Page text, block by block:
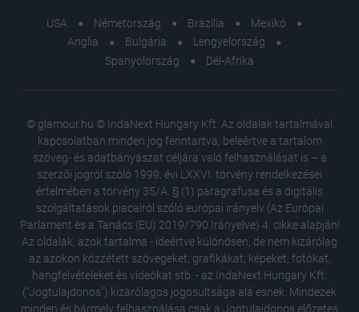
USA Németország Brazília
Mexikó
Anglia
Bulgária
Lengyelország
Spanyolország
Dél-Afrika
© glamour.hu © IndaNext Hungary Kft. Az oldalak tartalmával
kapcsolatban minden jog fenntartva, beleértve a tartalom
szöveg- és adatbányászat céljára való felhasználását is – a
szerzői jogról szóló 1999. évi LXXVI. törvény rendelkezései
értelmében a törvény 35/A. § (1) paragrafusa és a digitális
szolgáltatások piacairól szóló európai irányelv (Az Európai
Parlament és a Tanács (EU) 2019/790 Irányelve) 4. cikke alapján!
Az oldalak, azok tartalma - ideértve különösen, de nem kizárólag
az azokon közzétett szövegeket, grafikákat, képeket, fotókat,
hangfelvételeket és videókat stb. - az IndaNext Hungary Kft.
("Jogtulajdonos") kizárólagos jogosultsága alá esnek. Mindezek
minden és bármely felhasználása csak a Jogtulajdonos előzetes